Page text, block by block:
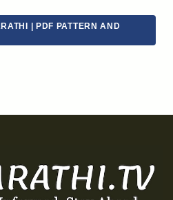
| PDF PATTERN AND